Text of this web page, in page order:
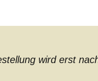
wird erst